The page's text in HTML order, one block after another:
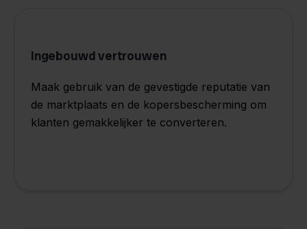
Ingebouwd vertrouwen
Maak gebruik van de gevestigde reputatie van
de marktplaats en de kopersbescherming om
klanten gemakkelijker te converteren.